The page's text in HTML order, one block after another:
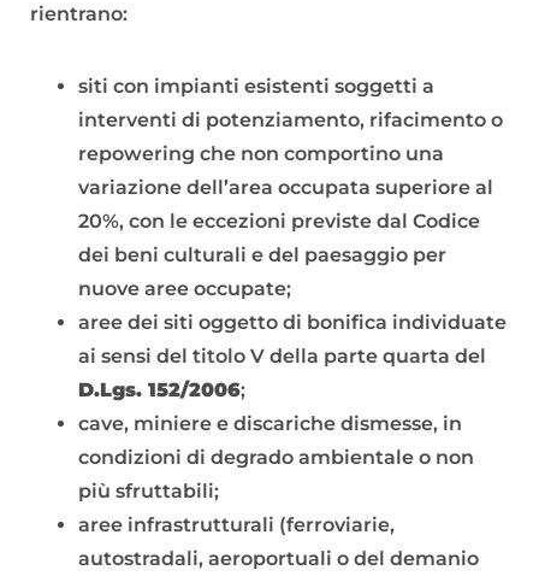
rientrano:
siti con impianti esistenti soggetti a
interventi di potenziamento, rifacimento o
repowering che non comportino una
variazione dell’area occupata superiore al
20%, con le eccezioni previste dal Codice
dei beni culturali e del paesaggio per
nuove aree occupate;
aree dei siti oggetto di bonifica individuate
ai sensi del titolo V della parte quarta del
D.Lgs. 152/2006;
cave, miniere e discariche dismesse, in
condizioni di degrado ambientale o non
più sfruttabili;
aree infrastrutturali (ferroviarie,
autostradali, aeroportuali o del demanio